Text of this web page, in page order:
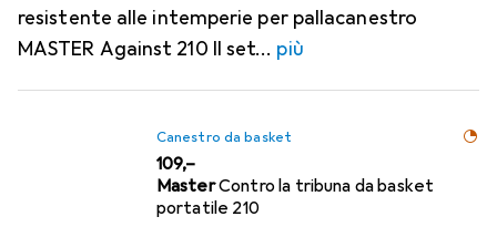
resistente alle intemperie per pallacanestro
MASTER Against 210 Il set
più
Canestro da basket
EUR
109,–
MasterContro la tribuna da basket
portatile 210